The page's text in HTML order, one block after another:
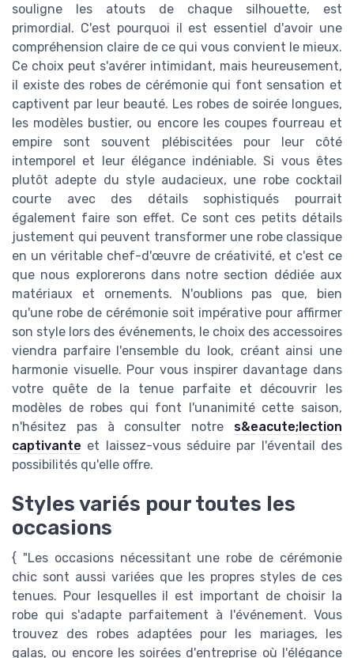
souligne les atouts de chaque silhouette, est
primordial. C'est pourquoi il est essentiel d'avoir une
compréhension claire de ce qui vous convient le mieux.
Ce choix peut s'avérer intimidant, mais heureusement,
il existe des robes de cérémonie qui font sensation et
captivent par leur beauté. Les robes de soirée longues,
les modèles bustier, ou encore les coupes fourreau et
empire sont souvent plébiscitées pour leur côté
intemporel et leur élégance indéniable. Si vous êtes
plutôt adepte du style audacieux, une robe cocktail
courte avec des détails sophistiqués pourrait
également faire son effet. Ce sont ces petits détails
justement qui peuvent transformer une robe classique
en un véritable chef-d'œuvre de créativité, et c'est ce
que nous explorerons dans notre section dédiée aux
matériaux et ornements. N'oublions pas que, bien
qu'une robe de cérémonie soit impérative pour affirmer
son style lors des événements, le choix des accessoires
viendra parfaire l'ensemble du look, créant ainsi une
harmonie visuelle. Pour vous inspirer davantage dans
votre quête de la tenue parfaite et découvrir les
modèles de robes qui font l'unanimité cette saison,
n'hésitez pas à consulter notre s&eacute;lection
captivante et laissez-vous séduire par l'éventail des
possibilités qu'elle offre.
Styles variés pour toutes les
occasions
{ "Les occasions nécessitant une robe de cérémonie
chic sont aussi variées que les propres styles de ces
tenues. Pour lesquelles il est important de choisir la
robe qui s'adapte parfaitement à l'événement. Vous
trouvez des robes adaptées pour les mariages, les
galas, ou encore les soirées d'entreprise où l'élégance